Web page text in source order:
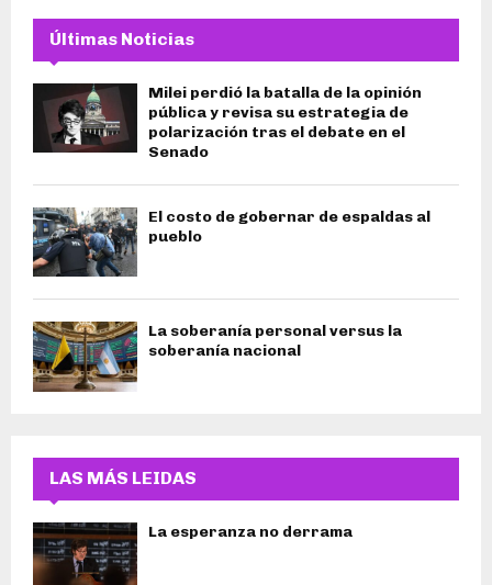
Últimas Noticias
Milei perdió la batalla de la opinión
pública y revisa su estrategia de
polarización tras el debate en el
Senado
El costo de gobernar de espaldas al
pueblo
La soberanía personal versus la
soberanía nacional
LAS MÁS LEIDAS
La esperanza no derrama